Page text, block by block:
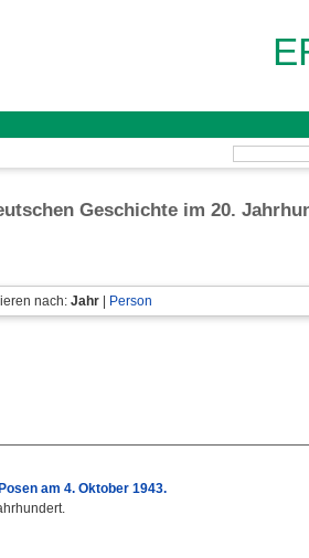
Geschichte im 20.
nach: Jahr Person
am 4. Oktober 1943.